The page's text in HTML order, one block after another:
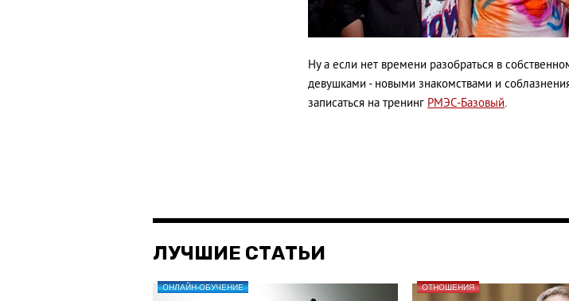
Ну а если нет времени разобраться в
девушками - новыми знакомствами и
записаться на тренинг РМЭС-Базовый.
ЛУЧШИЕ СТАТЬИ
ОНЛАЙН-ОБУЧЕНИЕ ОТНОШЕНИЯ